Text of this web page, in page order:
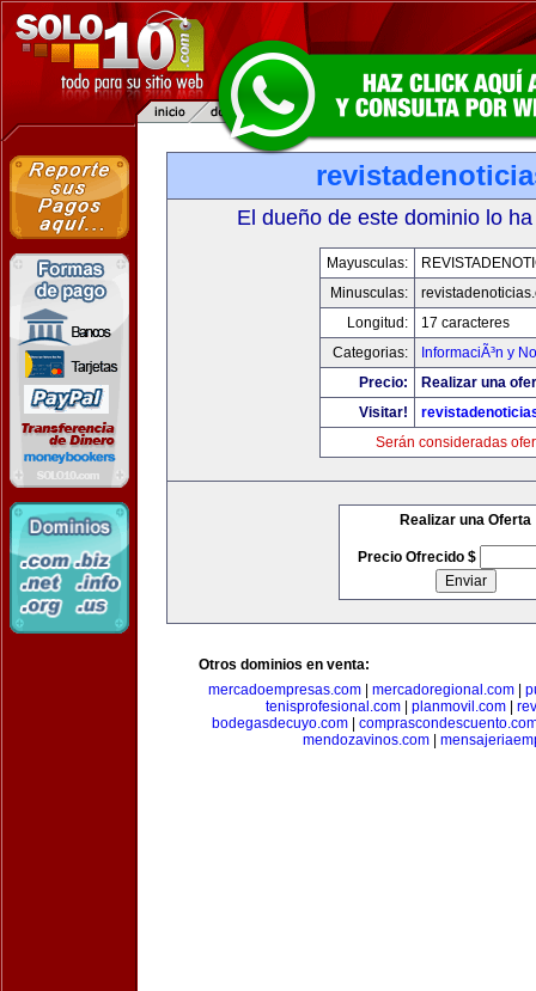
El dueño de este dominio lo
Mayusculas:
Minusculas:
Longitud:
17 caracteres
Categorias:
InformaciÃ³n y
Precio:
Realizar una
Visitar!
Serán consideradas
Realizar una Oferta
Precio Ofrecido $
Otros dominios en venta:
mercadoempresas.com| mercadoregional.com|
tenisprofesional.com
planmovil.com
bodegasdecuyo.com
mendozavinos.com|